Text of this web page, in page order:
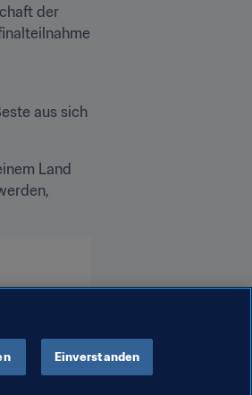
der
aus sich
Land
Einverstanden